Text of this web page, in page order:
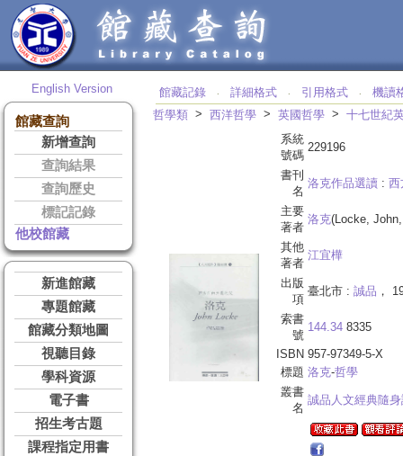
English Version
館藏查詢
新增查詢
查詢結果
查詢歷史
標記記錄
他校館藏
新進館藏
專題館藏
館藏分類地圖
視聽目錄
學科資源
電子書
招生考古題
課程指定用書
館藏記錄 ‧ 詳細格式 ‧ 引用格式 ‧
機讀
哲學類 > 西洋哲學 > 英國哲學 > 十七世紀
系統
號碼
229196
書刊
名
洛克作品選讀 : 西
主要
著者
洛克(Locke,
其他
著者
江宜樺
出版
項
臺北市 : 誠品 ，
索書
號
144.34 8335
ISBN 957-97349-5-X
標題 洛克-哲學
叢書
名
誠品人文經典隨